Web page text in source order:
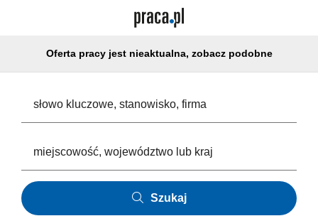
Oferta pracy jest nieaktualna, zobacz podobne
Szukaj